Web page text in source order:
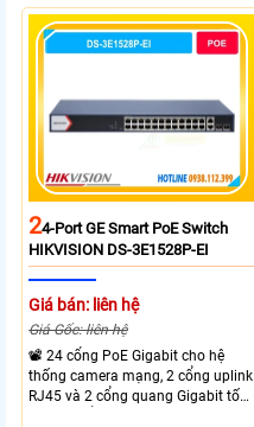
thông chuyển mạch đạt 68 Gbps
mạnh mẽ.
24-Port GE Smart PoE Switch
HIKVISION DS-3E1528P-EI
Giá bán: liên hệ
Giá Gốc: liên hệ
📽 24 cổng PoE Gigabit cho hệ
thống camera mạng, 2 cổng uplink
RJ45 và 2 cổng quang Gigabit tốc